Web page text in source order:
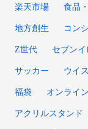
楽天市場 食品
地方創生 コン
Z世代 セブン
サッカー ウイ
福袋 オンライ
アクリルスタンド